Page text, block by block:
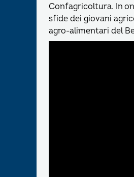
Confagricoltura. In
sfide dei giovani
agro-alimentari del